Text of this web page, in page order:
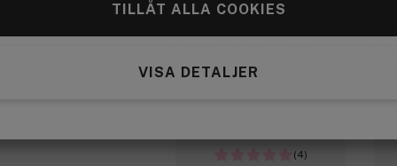
TILLÅT ALLA COOKIES
VISA DETALJER
Få 42 kr bonus
(4)